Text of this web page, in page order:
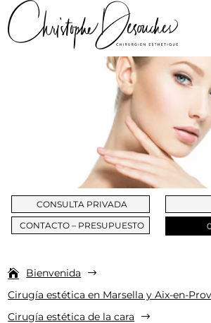
CONSULTA PRIVADA
CONTACTO – PRESUPUESTO
Bienvenida $
Cirugía estética en Marsella y Aix-en-
Cirugía estética de la cara $